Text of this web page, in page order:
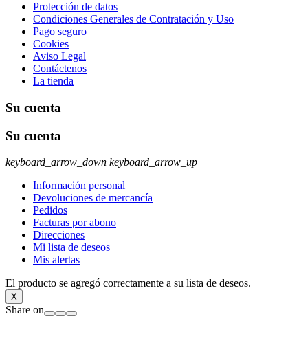
Protección de datos
Condiciones Generales de Contratación y Uso
Pago seguro
Cookies
Aviso Legal
Contáctenos
La tienda
Su cuenta
Su cuenta
keyboard_arrow_down keyboard_arrow_up
Información personal
Devoluciones de mercancía
Pedidos
Facturas por abono
Direcciones
Mi lista de deseos
Mis alertas
El producto se agregó correctamente a su lista de deseos.
X
Share on